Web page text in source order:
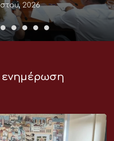
2026
ενημέρωση